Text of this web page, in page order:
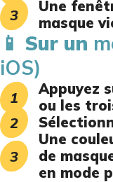
Une
masque
📱 Sur un
iOS)
Appuyez
ou les
Une
de
en mode